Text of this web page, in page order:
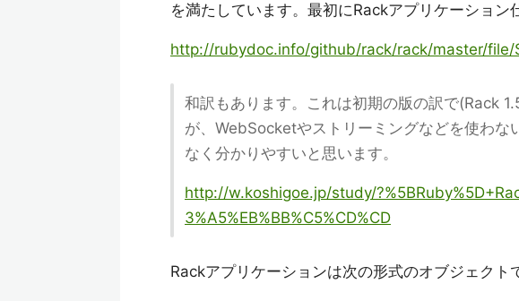
を満たしています。最初にRackアプリケーション
http://rubydoc.info/github/rack/rack/master/file/
和訳もあります。これは初期の版の訳で(Rack
が、WebSocketやストリーミングなどを使わな
なく分かりやすいと思います。
http://w.koshigoe.jp/study/
3%A5%EB%BB%C5%CD%CD
Rackアプリケーションは次の形式のオブジェクト